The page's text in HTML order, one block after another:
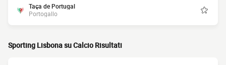
Taça de Portugal
Portogallo
Sporting Lisbona su Calcio Risultati